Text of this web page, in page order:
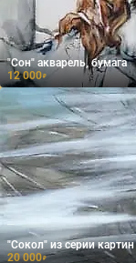
"Сон" акварель, бумага
12 000₽
20 000₽